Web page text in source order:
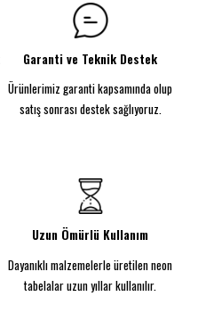
da burası" dedirtecek.
boyut seçeneği (110cm
romantik renk
3M Komut Şeritleri ile
tabela ile anlarınızı
verin ve
Garanti ve Teknik Destek
Ürünlerimiz garanti kapsamında olup
satış sonrası destek sağlıyoruz.
Uzun Ömürlü Kullanım
Dayanıklı malzemelerle üretilen neon
tabelalar uzun yıllar kullanılır.